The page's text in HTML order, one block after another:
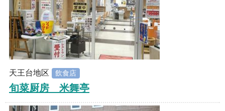
天王台地区 飲食店
旬菜厨房 米舞亭